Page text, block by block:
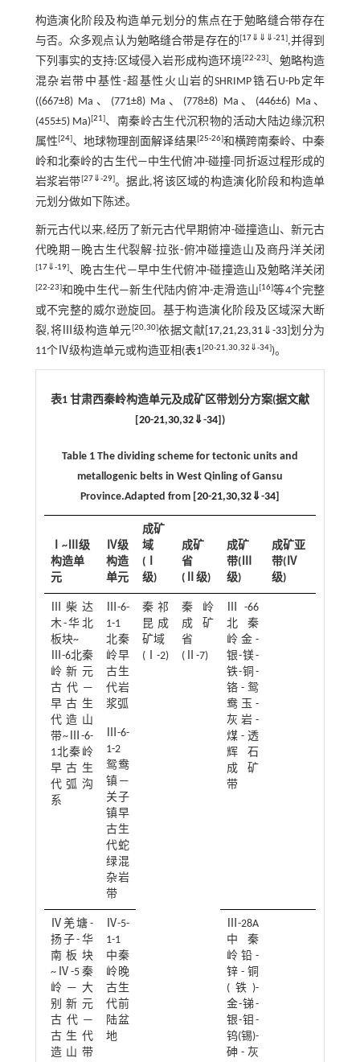
构造演化阶段及构造单元划分的焦点在于勉略缝合带存在
与否。众多观点认为勉略缝合带是存在的[17⇓ ⇓ ⇓-21],并得到
下列事实的支持:区域侵入岩形成构造环境[22-23]、勉略构造
混杂岩带中基性-超基性火山岩的SHRIMP锆石U-Pb定年
((667±8) Ma、(771±8) Ma、(778±8) Ma、(446±6) Ma、
(455±5) Ma)[21]、南秦岭古生代沉积物的活动大陆边缘沉积
属性[24]、地球物理剖面解译结果[25-26]和横跨南秦岭、中秦
岭和北秦岭的古生代—中生代俯冲-碰撞-同折返过程形成的
岩浆岩带 [27⇓-29]。据此,将该区域的构造演化阶段和构造单
元划分做如下陈述。
新元古代以来,经历了新元古代早期俯冲-碰撞造山、新元古
代晚期—晚古生代裂解-拉张-俯冲碰撞造山及商丹洋关闭
[17⇓-19]、晚古生代—早中生代俯冲-碰撞造山及勉略洋关闭
[22-23]和晚中生代—新生代陆内俯冲-走滑造山[16]等4个完整
或不完整的威尔逊旋回。基于构造演化阶段及区域深大断
裂,将Ⅲ级构造单元[20,30]依据文献[ 17,21,23,31 ⇓-33 ]划分为
11个Ⅳ级构造单元或构造亚相(表1[20-21,30,32 ⇓-34])。
表1 甘肃西秦岭构造单元及成矿区带划分方案(据文献
[20-21,30,32⇓-34])
Table 1 The dividing scheme for tectonic units and
metallogenic belts in West Qinling of Gansu
Province.Adapted from [20-21,30,32⇓-34]
Ⅰ~Ⅲ级
构造单
元
Ⅳ级
构造
单元
成矿
域
(Ⅰ
级)
成矿
省
(Ⅱ级)
成矿
带(Ⅲ
级)
成矿亚
带(Ⅳ
级)
Ⅲ柴达
木-华北
板块~
Ⅲ-6北秦
岭新元
古代—
早古生
代造山
带~Ⅲ-6-
1北秦岭
早古生
代弧沟
系
Ⅲ-6-
1-1
北秦
岭早
古生
代岩
浆弧
秦祁
昆成
矿域
(Ⅰ-2)
秦岭
成矿
省
(Ⅱ-7)
Ⅲ-66
北秦
岭金-
银-镁-
铁-铜-
铬-鸳
鸯玉-
灰岩-
煤-透
辉石
成矿
带
Ⅲ-6-
1-2
鸳鸯
镇—
关子
镇早
古生
代蛇
绿混
杂岩
带
Ⅳ羌塘-
扬子-华
南板块
~Ⅳ-5秦
岭—大
别新元
古代—
古生代
造山带
Ⅳ-5-
1-1
中秦
岭晚
古生
代前
陆盆
地
Ⅲ-28A
中秦
岭铅-
锌-铜
(铁)-
金-锑-
银-钼-
钨(锡)-
砷-灰